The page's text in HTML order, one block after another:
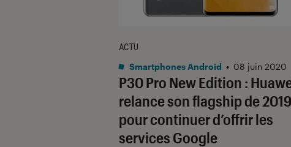
P30 Pro New Edition :
relance son flagship de 2019
pour continuer d’offrir les
services Google
ACTU
Smartphones Android • 08 juin 2020